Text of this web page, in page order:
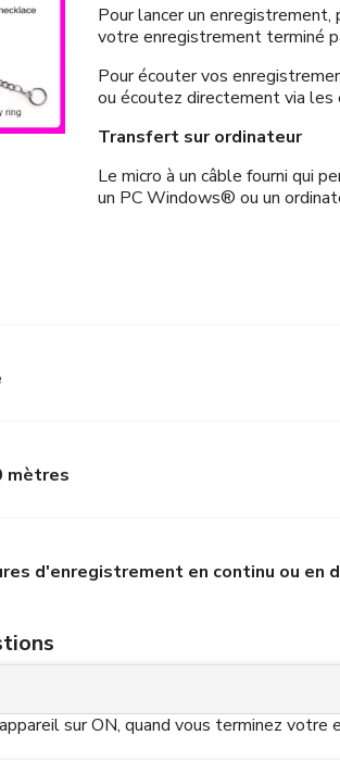
Pour lancer un
votre enregistrement terminé
Pour écouter vos
ou écoutez directement via les
Transfert sur ordinateur
Le micro à un câble fourni qui
un PC Windows® ou un
mètres
d'enregistrement en continu ou en
sur ON, quand vous terminez